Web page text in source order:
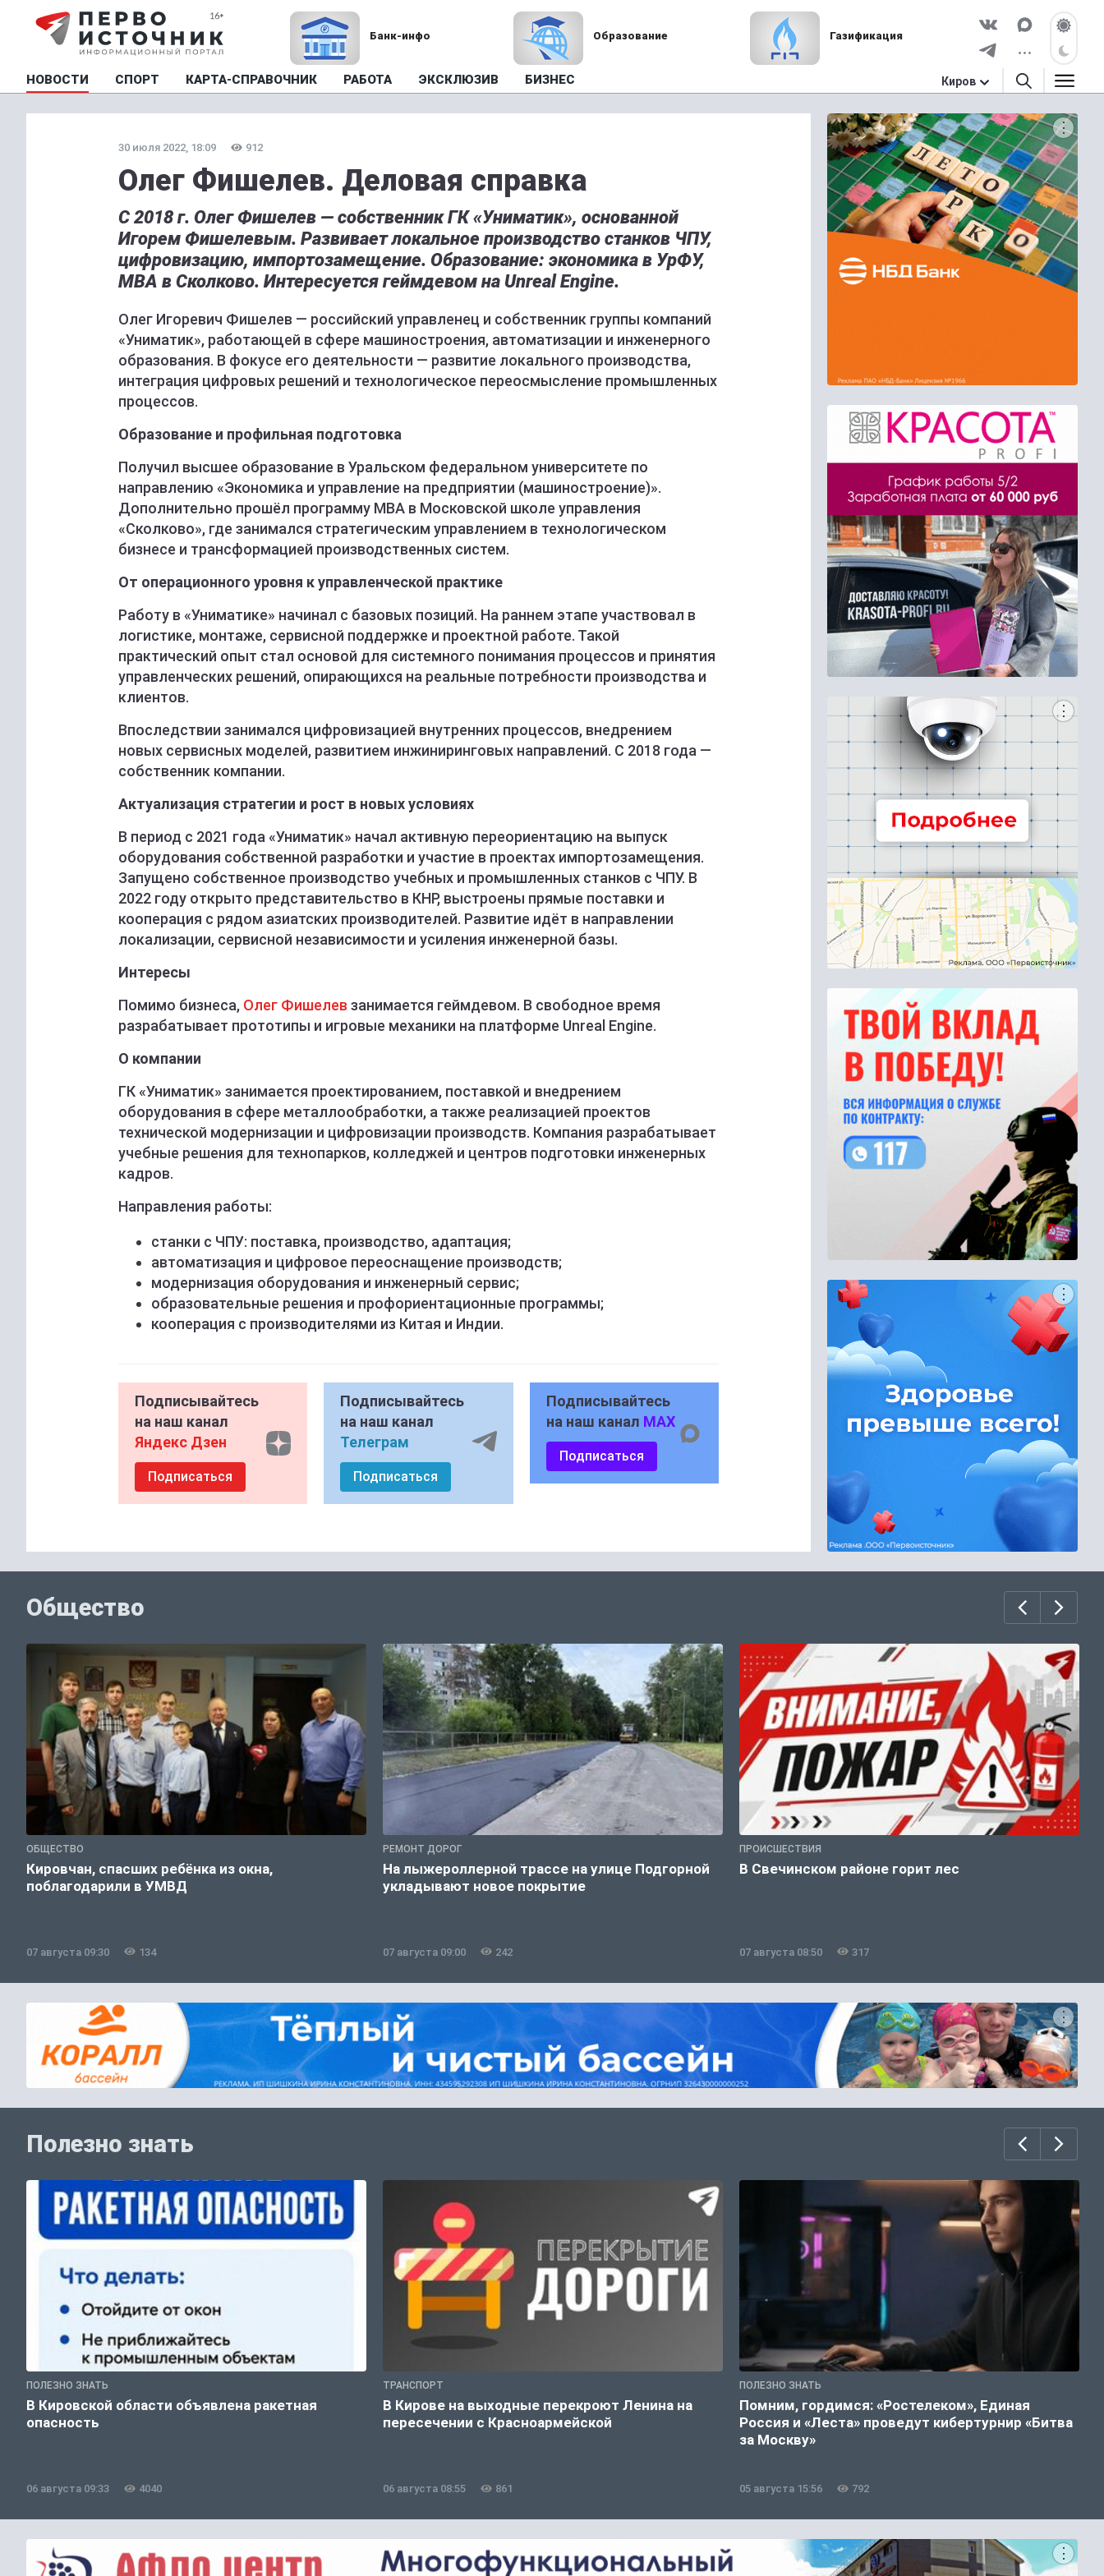
Банк-инфо Образование Газификация
НОВОСТИ СПОРТ КАРТА-СПРАВОЧНИК РАБОТА ЭКСКЛЮЗИВ БИЗНЕС Киров
30 июля 2022, 18:09 912
Олег Фишелев. Деловая справка
С 2018 г. Олег Фишелев — собственник ГК «Униматик», основанной
Игорем Фишелевым. Развивает локальное производство станков ЧПУ,
цифровизацию, импортозамещение. Образование: экономика в УрФУ,
MBA в Сколково. Интересуется геймдевом на Unreal Engine.
Олег Игоревич Фишелев — российский управленец и собственник группы компаний
«Униматик», работающей в сфере машиностроения, автоматизации и инженерного
образования. В фокусе его деятельности — развитие локального производства,
интеграция цифровых решений и технологическое переосмысление промышленных
процессов.
Образование и профильная подготовка
Получил высшее образование в Уральском федеральном университете по
направлению «Экономика и управление на предприятии (машиностроение)».
Дополнительно прошёл программу MBA в Московской школе управления
«Сколково», где занимался стратегическим управлением в технологическом
бизнесе и трансформацией производственных систем.
От операционного уровня к управленческой практике
Работу в «Униматике» начинал с базовых позиций. На раннем этапе участвовал в
логистике, монтаже, сервисной поддержке и проектной работе. Такой
практический опыт стал основой для системного понимания процессов и принятия
управленческих решений, опирающихся на реальные потребности производства и
клиентов.
Впоследствии занимался цифровизацией внутренних процессов, внедрением
новых сервисных моделей, развитием инжиниринговых направлений. С 2018 года —
собственник компании.
Актуализация стратегии и рост в новых условиях
В период с 2021 года «Униматик» начал активную переориентацию на выпуск
оборудования собственной разработки и участие в проектах импортозамещения.
Запущено собственное производство учебных и промышленных станков с ЧПУ. В
2022 году открыто представительство в КНР, выстроены прямые поставки и
кооперация с рядом азиатских производителей. Развитие идёт в направлении
локализации, сервисной независимости и усиления инженерной базы.
Интересы
Помимо бизнеса, Олег Фишелев занимается геймдевом. В свободное время
разрабатывает прототипы и игровые механики на платформе Unreal Engine.
О компании
ГК «Униматик» занимается проектированием, поставкой и внедрением
оборудования в сфере металлообработки, а также реализацией проектов
технической модернизации и цифровизации производств. Компания разрабатывает
учебные решения для технопарков, колледжей и центров подготовки инженерных
кадров.
Направления работы:
станки с ЧПУ: поставка, производство, адаптация;
автоматизация и цифровое переоснащение производств;
модернизация оборудования и инженерный сервис;
образовательные решения и профориентационные программы;
кооперация с производителями из Китая и Индии.
Подписывайтесь
на наш канал
Яндекс Дзен
Подписаться
Подписывайтесь
на наш канал
Телеграм
Подписаться
Подписывайтесь
на наш канал MAX
Подписаться
Общество
ОБЩЕСТВО
Кировчан, спасших ребёнка из окна,
поблагодарили в УМВД
07 августа 09:30 134
РЕМОНТ ДОРОГ
На лыжероллерной трассе на улице Подгорной
укладывают новое покрытие
07 августа 09:00 242
ПРОИСШЕСТВИЯ
В Свечинском районе горит лес
07 августа 08:50 317
Полезно знать
ПОЛЕЗНО ЗНАТЬ
В Кировской области объявлена ракетная
опасность
06 августа 09:33 4040
ТРАНСПОРТ
В Кирове на выходные перекроют Ленина на
пересечении с Красноармейской
06 августа 08:55 861
ПОЛЕЗНО ЗНАТЬ
Помним, гордимся: «Ростелеком», Единая
Россия и «Леста» проведут кибертурнир «Битва
за Москву»
05 августа 15:56 792